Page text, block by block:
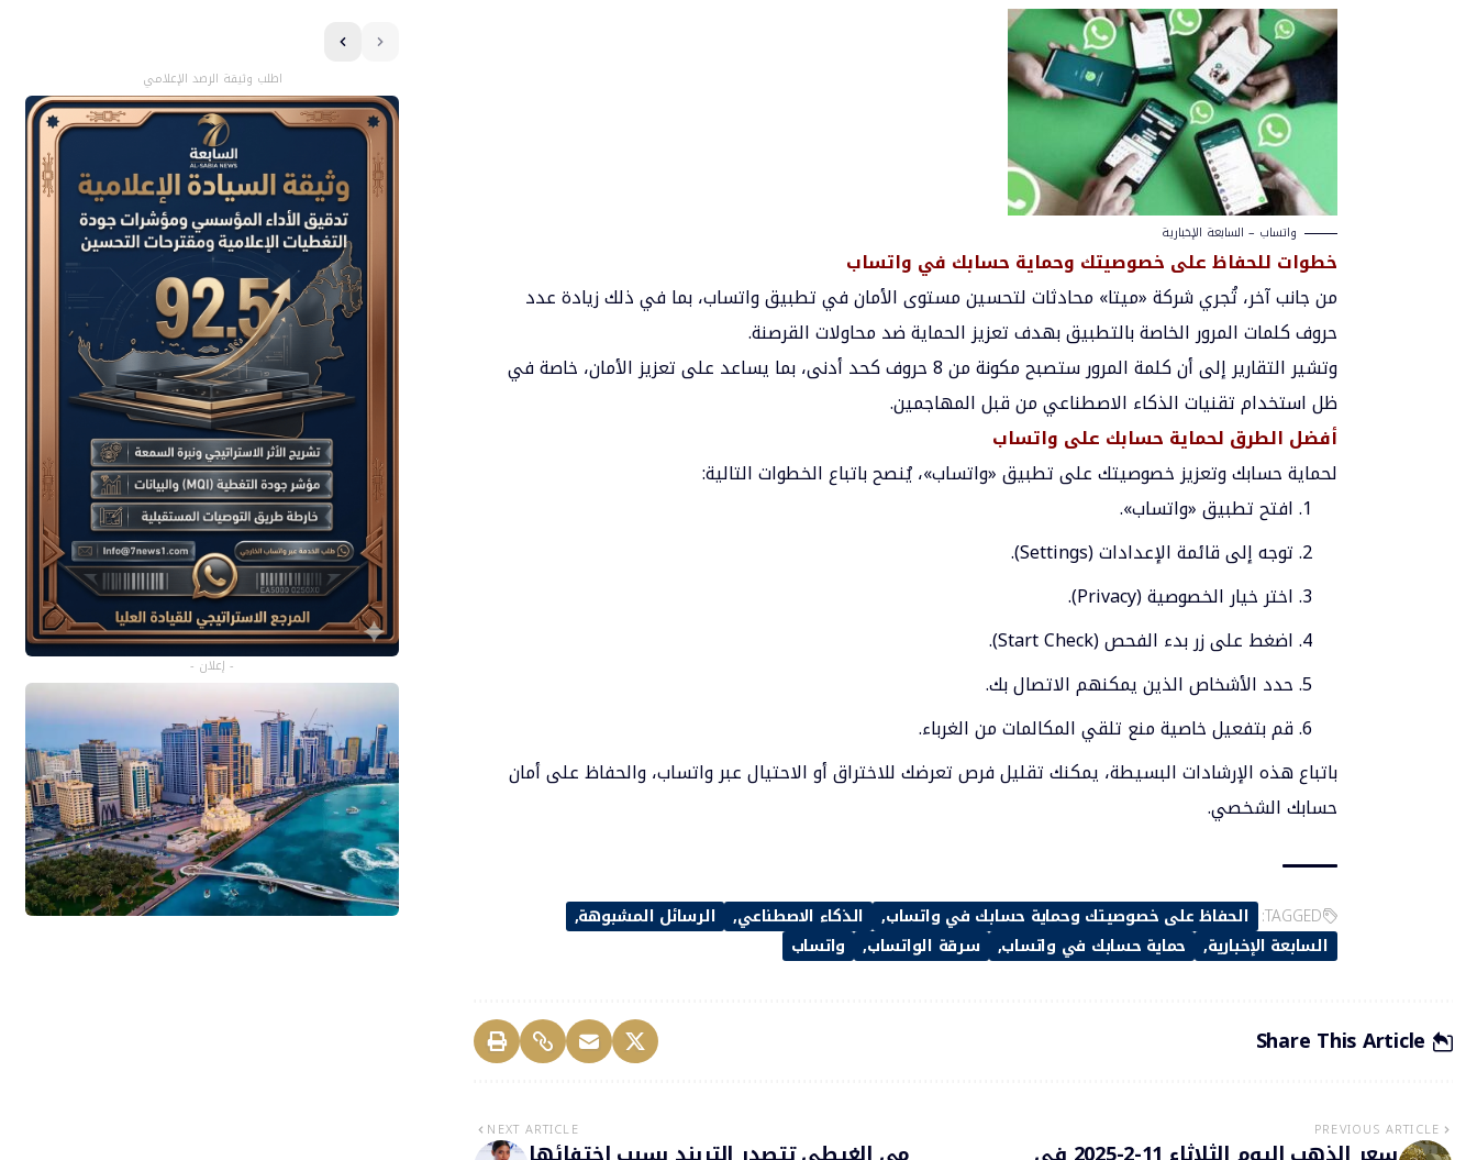
واتساب – السابعة الإخبارية
خطوات للحفاظ على خصوصيتك وحماية حسابك في واتساب
من جانب آخر، تُجري شركة «ميتا» محادثات لتحسين مستوى الأمان في تطبيق واتساب، بما في ذلك زيادة عدد
حروف كلمات المرور الخاصة بالتطبيق بهدف تعزيز الحماية ضد محاولات القرصنة.
وتشير التقارير إلى أن كلمة المرور ستصبح مكونة من 8 حروف كحد أدنى، بما يساعد على تعزيز الأمان، خاصة في
ظل استخدام تقنيات الذكاء الاصطناعي من قبل المهاجمين.
أفضل الطرق لحماية حسابك على واتساب
لحماية حسابك وتعزيز خصوصيتك على تطبيق «واتساب»، يُنصح باتباع الخطوات التالية:
افتح تطبيق «واتساب».
توجه إلى قائمة الإعدادات (Settings).
اختر خيار الخصوصية (Privacy).
اضغط على زر بدء الفحص (Start Check).
حدد الأشخاص الذين يمكنهم الاتصال بك.
قم بتفعيل خاصية منع تلقي المكالمات من الغرباء.
باتباع هذه الإرشادات البسيطة، يمكنك تقليل فرص تعرضك للاختراق أو الاحتيال عبر واتساب، والحفاظ على أمان
حسابك الشخصي.
TAGGED: الحفاظ على خصوصيتك وحماية حسابك في واتساب الذكاء الاصطناعي
الرسائل المشبوهة
السابعة الإخبارية
حماية حسابك في واتساب سرقة الواتساب واتساب
Share This Article
PREVIOUS ARTICLE
NEXT ARTICLE
اطلب وثيقة الرصد الإعلامي
- إعلان -